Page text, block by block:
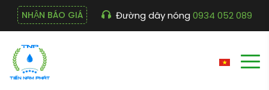
NHẬN BÁO GIÁ Đường dây nóng 0934 052 089